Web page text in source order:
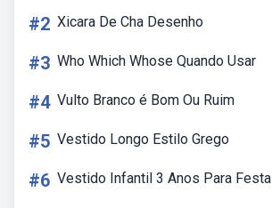
#2 Xicara De Cha Desenho
#3 Who Which Whose Quando Usar
#4 Vulto Branco é Bom Ou Ruim
#5 Vestido Longo Estilo Grego
#6 Vestido Infantil 3 Anos Para Festa